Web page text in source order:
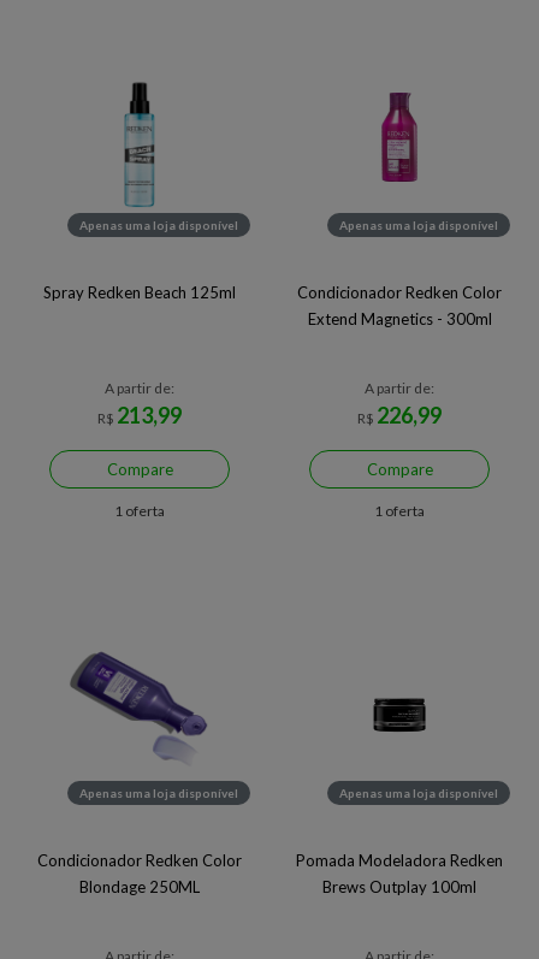
Apenas uma loja disponível
Spray Redken Beach 125ml
A partir de:
R$ 213,99
Compare
1 oferta
Apenas uma loja disponível
Condicionador Redken Color
Extend Magnetics - 300ml
A partir de:
R$ 226,99
Compare
1 oferta
Apenas uma loja disponível
Condicionador Redken Color
Blondage 250ML
Apenas uma loja disponível
Pomada Modeladora Redken
Brews Outplay 100ml